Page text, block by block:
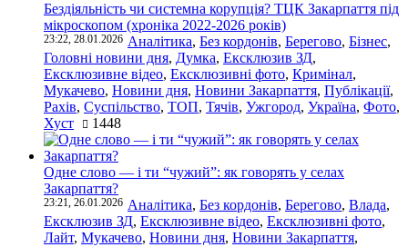
Бездіяльність чи системна корупція? ТЦК Закарпаття під
мікроскопом (хроніка 2022-2026 років)
23:22, 28.01.2026 Аналітика, Без кордонів, Берегово, Бізнес,
Головні новини дня, Думка, Ексклюзив ЗД,
Ексклюзивне відео, Ексклюзивні фото, Кримінал,
Мукачево, Новини дня, Новини Закарпаття, Публікації,
Рахів, Суспільство, ТОП, Тячів, Ужгород, Україна, Фото,
Хуст
1448
Одне слово — і ти “чужий”: як говорять у селах
Закарпаття?
23:21, 26.01.2026 Аналітика, Без кордонів, Берегово, Влада,
Ексклюзив ЗД, Ексклюзивне відео, Ексклюзивні фото,
Лайт, Мукачево, Новини дня, Новини Закарпаття,